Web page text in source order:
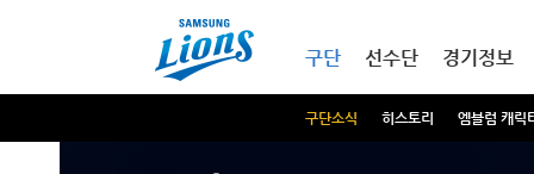
구단
구단소식 히스토리 엠블럼 캐릭
선수단 경기정보